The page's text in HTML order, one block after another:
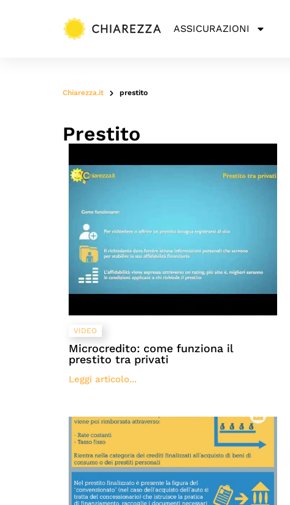
ASSICURAZIONI
Chiarezza.it prestito
Prestito
VIDEO
Microcredito: come funziona il
prestito tra privati
Leggi articolo...